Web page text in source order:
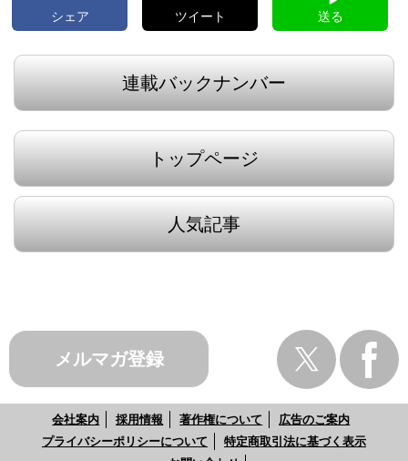
シェア ツイート 送る
連載バックナンバー
トップページ
人気記事
メルマガ登録
会社案内 採用情報 著作権について
広告のご案内
プライバシーポリシーについて
特定商取引法に基づく表示